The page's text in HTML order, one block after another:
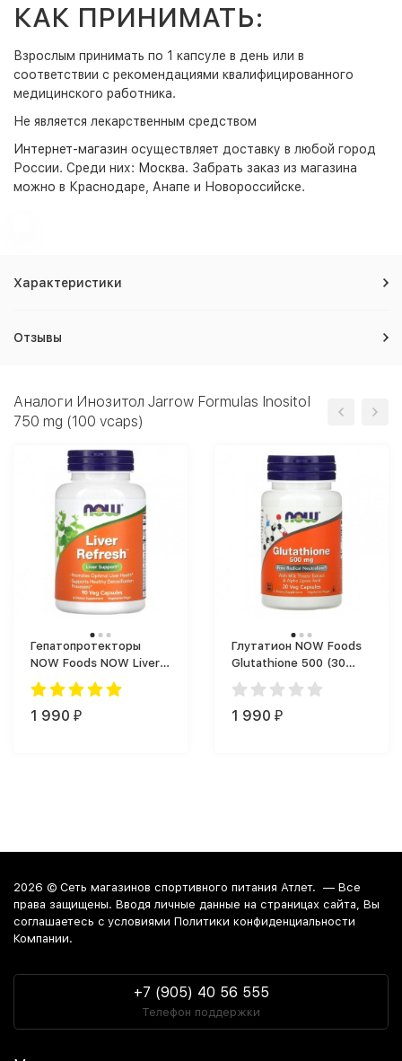
КАК ПРИНИМАТЬ:
Взрослым принимать по 1 капсуле в день или в
соответствии с рекомендациями квалифицированного
медицинского работника.
Не является лекарственным средством
Интернет-магазин осуществляет доставку в любой город
России. Среди них: Москва. Забрать заказ из магазина
можно в Краснодаре, Анапе и Новороссийске.
Характеристики
Отзывы
Аналоги Инозитол Jarrow Formulas Inositol
750 mg (100 vcaps)
Гепатопротекторы
NOW Foods NOW Liver
Refresh 90 vcaps (90
капс.)
1 990 ₽
Глутатион NOW Foods
Glutathione 500 (30
капс.)
1 990 ₽
2026 © Сеть магазинов спортивного питания Атлет. — Все
права защищены. Вводя личные данные на страницах сайта, Вы
соглашаетесь c условиями Политики конфиденциальности
Компании.
+7 (905) 40 56 555
Телефон поддержки